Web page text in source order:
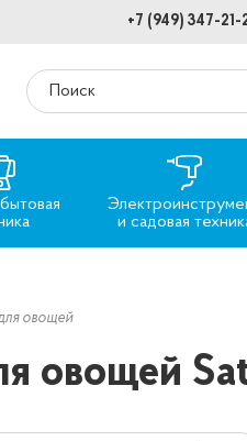
+7 (949) 347-21-
и садовая
овощей
овощей